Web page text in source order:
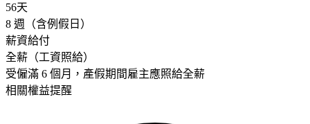
56天
8 週（含例假日）
薪資給付
全薪（工資照給）
受僱滿 6 個月，產假期間雇主應照給全薪
相關權益提醒